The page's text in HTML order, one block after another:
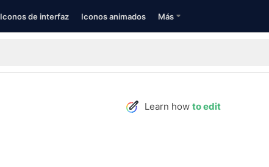
Iconos de interfaz Iconos animados Más
Learn how to edit